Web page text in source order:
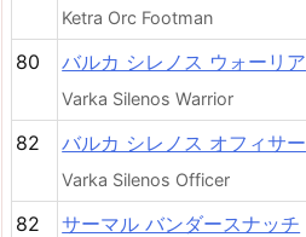
Ketra Orc Footman
80 バルカ シレノス ウォーリア
Varka Silenos Warrior
82 バルカ シレノス オフィサー
Varka Silenos Officer
82 サーマル バンダースナッチ